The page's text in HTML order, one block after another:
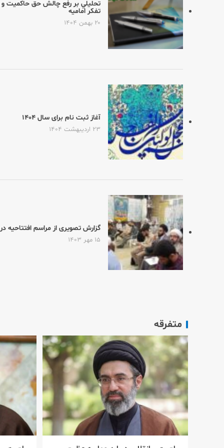
تحليلي بر رفع چالش حق حاكميت و
تفكر اماميه
۲۰ بهمن ۱۴۰۴
آغاز ثبت نام برای سال ۱۴۰۴
۲۳ اردیبهشت ۱۴۰۴
گزارش تصویری از مراسم
۱۵ مهر ۱۴۰۳
متفرقه